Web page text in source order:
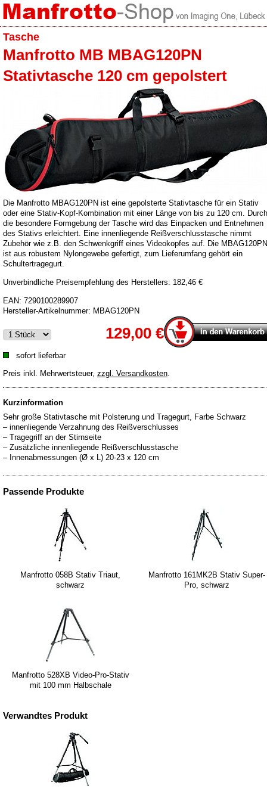
Tasche
Manfrotto MB MBAG120PN
Stativtasche 120 cm gepolstert
Die Manfrotto MBAG120PN ist eine gepolsterte Stativtasche für ein Stativ
oder eine Stativ-Kopf-Kombination mit einer Länge von bis zu 120 cm. Durch
die besondere Formgebung der Tasche wird das Einpacken und Entnehmen
des Stativs erleichtert. Eine innenliegende Reißverschlusstasche nimmt
Zubehör wie z.B. den Schwenkgriff eines Videokopfes auf. Die MBAG120PN
ist aus robustem Nylongewebe gefertigt, zum Lieferumfang gehört ein
Schultertragegurt.
Unverbindliche Preisempfehlung des Herstellers: 182,46 €
EAN: 7290100289907
Hersteller-Artikelnummer: MBAG120PN
129,00 €
sofort lieferbar
Preis inkl. Mehrwertsteuer, zzgl. Versandkosten
Kurzinformation
Sehr große Stativtasche mit Polsterung und Tragegurt, Farbe Schwarz
– innenliegende Verzahnung des Reißverschlusses
– Tragegriff an der Stirnseite
– Zusätzliche innenliegende Reißverschlusstasche
Passende Produkte
Manfrotto 058B Stativ Triaut,
schwarz
Manfrotto 161MK2B Stativ Super-
Pro, schwarz
Manfrotto 528XB Video-Pro-Stativ
mit 100 mm Halbschale
Verwandtes Produkt